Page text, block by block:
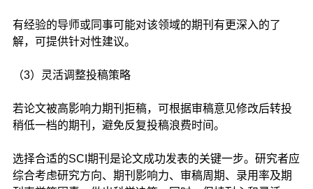
有经验的导师或同事可能对该领域的期刊有更深入的了
解，可提供针对性建议。
（3）灵活调整投稿策略
若论文被高影响力期刊拒稿，可根据审稿意见修改后转投
稍低一档的期刊，避免反复投稿浪费时间。
选择合适的SCI期刊是论文成功发表的关键一步。研究者应
综合考虑研究方向、期刊影响力、审稿周期、录用率及期